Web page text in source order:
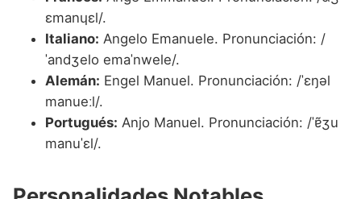
ɛmanɥɛl/.
Italiano: Angelo Emanuele. Pronunciación: /
ˈandʒelo emaˈnwele/.
Alemán: Engel Manuel. Pronunciación: /ˈɛŋəl
manueːl/.
Portugués: Anjo Manuel. Pronunciación: /ˈɐ̃ʒu
manuˈɛl/.